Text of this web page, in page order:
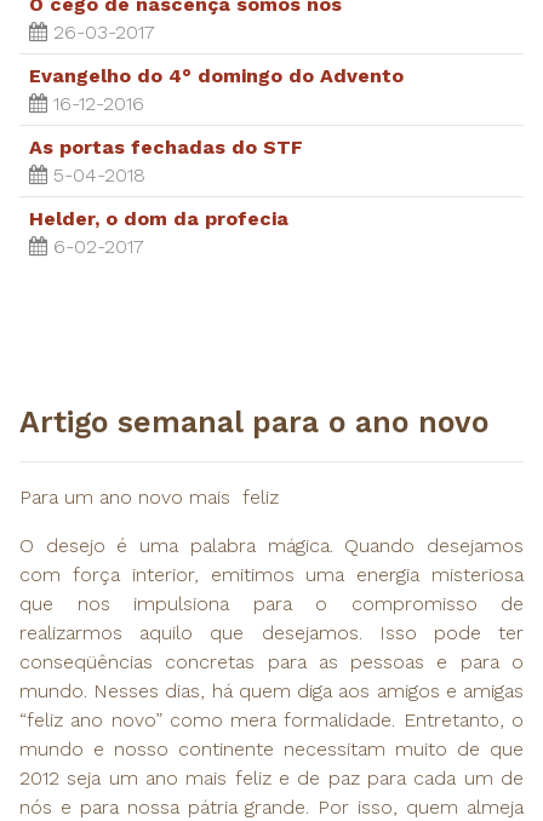
26-03-2017
Evangelho do 4° domingo do Advento
16-12-2016
As portas fechadas do STF
5-04-2018
Helder, o dom da profecia
6-02-2017
​Artigo semanal para o ano novo
Para um ano novo mais feliz
O desejo é uma palabra mágica. Quando desejamos
com força interior, emitimos uma energia misteriosa
que nos impulsiona para o compromisso de
realizarmos aquilo que desejamos. Isso pode ter
conseqüências concretas para as pessoas e para o
mundo. Nesses dias, há quem diga aos amigos e amigas
“feliz ano novo” como mera formalidade. Entretanto, o
mundo e nosso continente necessitam muito de que
2012 seja um ano mais feliz e de paz para cada um de
nós e para nossa pátria grande. Por isso, quem almeja